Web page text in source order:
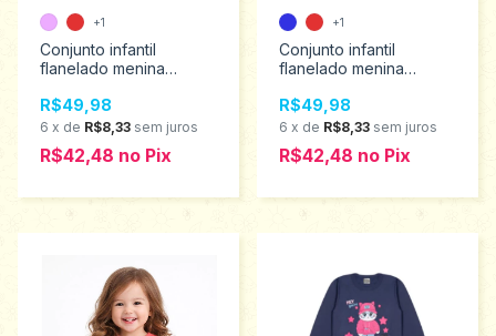
Conjunto infantil
flanelado menina
8 2805
R$49,98
6 x de R$8,33 sem juros
R$42,48 no Pix
+1
Conjunto infantil
flanelado menina
2798
R$49,98
6 x de R$8,33 sem juros
R$42,48 no Pix
+1